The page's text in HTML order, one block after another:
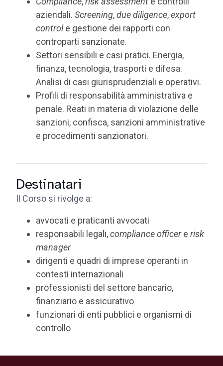
aziendali. Screening,due diligence,export
controle gestione dei rapporti con
controparti sanzionate.
Settori sensibili e casi pratici. Energia,
finanza, tecnologia, trasporti e difesa.
Analisi di casi giurisprudenziali e operativi.
Profili di responsabilità amministrativa e
penale. Reati in materia di violazione delle
sanzioni, confisca, sanzioni amministrative
e procedimenti sanzionatori.
Destinatari
Il Corso si rivolge a:
avvocati e praticanti avvocati
responsabili legali,compliance officere risk
manager
dirigenti e quadri di imprese operanti in
contesti internazionali
professionisti del settore bancario,
finanziario e assicurativo
funzionari di enti pubblici e organismi di
controllo